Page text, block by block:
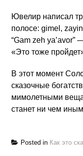
Ювелир написал
полосе: gimel,
“Gam zeh ya’avor”
«Это тоже
В этот момент
сказочные
мимолетными
станет ни чем
Posted in Как это